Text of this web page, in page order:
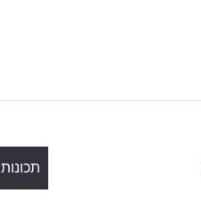
תכונות